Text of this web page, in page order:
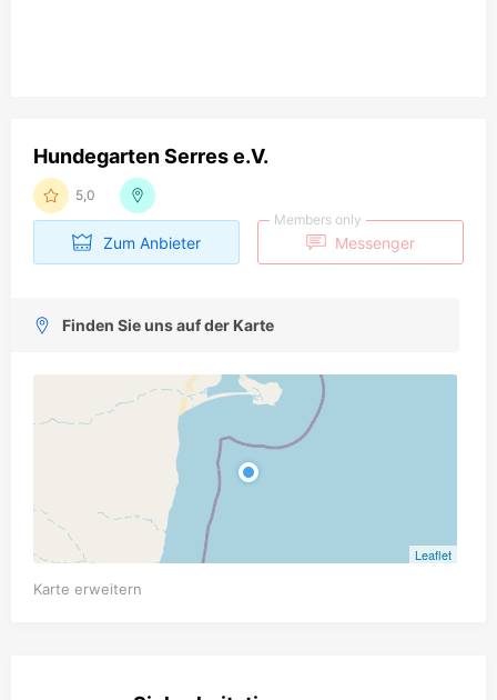
Hundegarten Serres e.V.
5,0
Zum Anbieter
Members only
Messenger
Finden Sie uns auf der Karte
Leaflet
Karte erweitern